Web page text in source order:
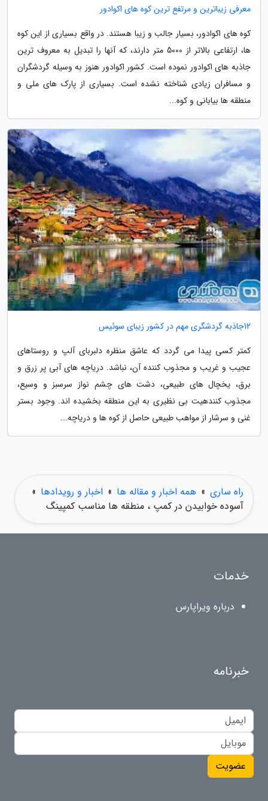
معرفی زیباترین و مرتفع ترین کوه های اکوادور
کوه های اکوادور، بسیار جالب و زیبا هستند. در واقع بسیاری از این کوه
ها، ارتفاعی بالاتر از 5000 متر دارند، که آنها را تبدیل به معروف ترین
جاذبه های اکوادور نموده است. کشور اکوادور هنوز به وسیله گردشگران
و مسافران زیادی شناخته نشده است. بسیاری از پارک های ملی و
منطقه ها بیابانی و کوه...
12جاذبه گردشگری مهم در کشور زیبای سوئیس
کمتر کسی پیدا می گردد که عاشق منظره دلبربای آلپ و روستاهای
عجیب و غریب و مجذوب کننده آن، نباشد. دریاچه های آبی پر زرق و
برق، یخچال های طبیعی، دشت های چشم نواز سرسبز و وسیع،
مجذوب کنندهیت بی نظیری به این منطقه بخشیده اند. وجود بستر
غنی و سرشار از مواهب طبیعی حاصل از کوه ها و دریاچه...
راه ساری » همه اخبار و مقاله ها » اخبار و رویدادها »
آسوده خوابیدن در کمپ ، منطقه ها مناسب کمپینگ
خدمات
درباره ویراپارس
خبرنامه
عضویت